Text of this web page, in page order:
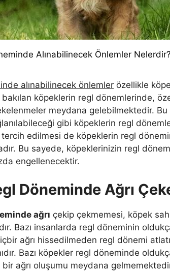
Alınabilinecek Önlemler
alınabilinecek önlemler özellikle
köpeklerin regl dönemlerinde,
meydana gelebilmektedir.
gibi köpeklerin regl
edilmesi de köpeklerin regl
Bu sayede, köpeklerinizin regl
engellenecektir.
Döneminde Ağrı
ağrı çekip çekmemesi, köpek
Bazı insanlarda regl döneminin
ağrı hissedilmeden regl dönemi
Bazı köpekler regl döneminde
ağrı oluşumu meydana